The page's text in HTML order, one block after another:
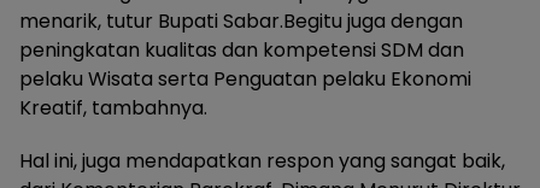
menarik, tutur Bupati Sabar.Begitu juga dengan
peningkatan kualitas dan kompetensi SDM dan
pelaku Wisata serta Penguatan pelaku Ekonomi
Kreatif, tambahnya.
Hal ini, juga mendapatkan respon yang sangat baik,